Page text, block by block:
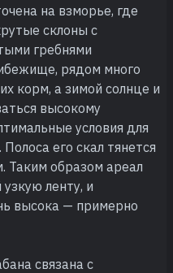
на взморье, где
склоны с
гребнями
рядом много
корм, а зимой солнце и
высокому
условия для
его скал тянется
Таким образом ареал
ленту, и
высока — примерно
связана с